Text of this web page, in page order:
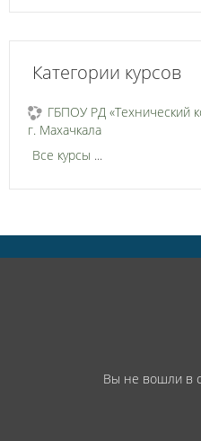
Категории курсов
ГБПОУ РД «Технический
г. Махачкала
Все курсы ...
Вы не вошли в